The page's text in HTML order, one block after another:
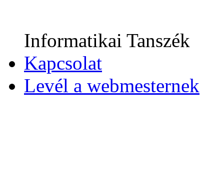
Informatikai Tanszék
Kapcsolat
Levél a webmesternek